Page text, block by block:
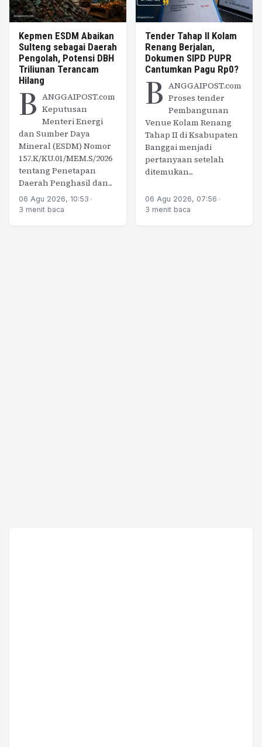
Kepmen ESDM Abaikan
Sulteng sebagai Daerah
Pengolah, Potensi DBH
Triliunan Terancam
Hilang
B ANGGAIPOST.com
Keputusan
Menteri Energi
dan Sumber Daya
Mineral (ESDM) Nomor
157.K/KU.01/MEM.S/2026
tentang Penetapan
Daerah Penghasil dan...
06 Agu 2026, 10:53 •
3 menit baca
Tender Tahap II Kolam
Renang Berjalan,
Dokumen SIPD PUPR
Cantumkan Pagu Rp0?
B ANGGAIPOST.com
Proses tender
Pembangunan
Venue Kolam Renang
Tahap II di Ksabupaten
Banggai menjadi
pertanyaan setelah
ditemukan...
06 Agu 2026, 07:56 •
3 menit baca